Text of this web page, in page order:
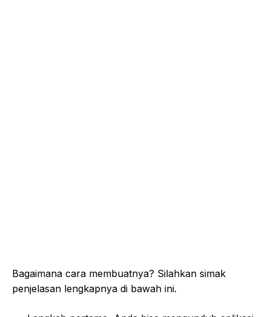
Bagaimana cara membuatnya? Silahkan simak
penjelasan lengkapnya di bawah ini.